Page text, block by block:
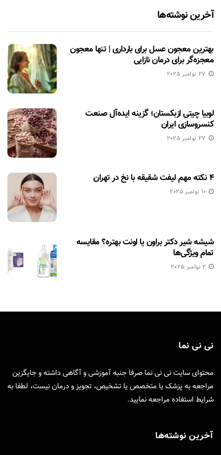
آخرین نوشته‌ها
بهترین معجون عسل برای بارداری | تنها معجون
معجزه‌گر برای درمان نازایی
27 نوامبر 2025
لوبیا چیتی ازبکستان؛ گزینه ایده‌آل صنعت
کنسروسازی ایران
27 نوامبر 2025
۴ نکته مهم لیفت شقیقه با نخ در تهران
10 نوامبر 2025
شیشه شیر دکتر براون یا اونت بهتره؟ مقایسه
تمام ویژگی‌ها
2 نوامبر 2025
نی نی نما
محتوای سایت نی نی نما صرفا جنبه آموزشی و آگاهی داشته و جایگزین
مراجعه به پزشک یا متخصص یا تشخیص، تجویز و درمان نیست، لطفا به
شرایط استفاده مراجعه نمایید.
آخرین نوشته‌ها